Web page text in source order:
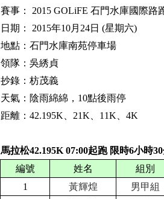
賽事： 2015 GOLiFE 石門水庫國際路
日期： 2015年10月 24日 (星期六)
地點：石門水庫南苑停車場
領隊：吳綉貞
抄錄：枋茂義
天氣：陰雨綿綿，10點後雨停
距離：42.195K、21K、 11K、 4K
馬拉松42.195K 07:00起跑 限時6小時
編號
姓名
組別
1
黃輝煌
男甲組